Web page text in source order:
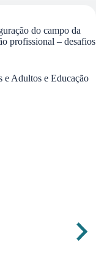
de Ensino Médio
do campo da
profissional – desafios
e Adultos e Educação